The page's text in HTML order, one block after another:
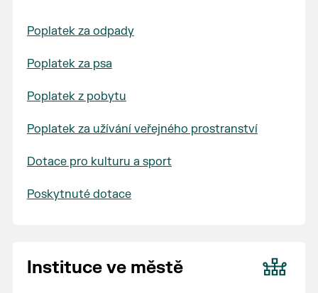
Poplatek za odpady
Poplatek za psa
Poplatek z pobytu
Poplatek za užívání veřejného prostranství
Dotace pro kulturu a sport
Poskytnuté dotace
Instituce ve městě